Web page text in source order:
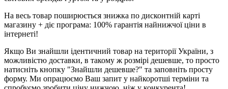
На весь товар поширюється знижка по дисконтній карті
магазину + діє програма: 100% гарантія найнижчої ціни в
інтернеті!
Якщо Ви знайшли ідентичний товар на території України, з
можливістю доставки, в такому ж розмірі дешевше, то просто
натисніть кнопку "Знайшли дешевше?" та заповніть просту
форму. Ми опрацюємо Ваш запит у найкоротші терміни та